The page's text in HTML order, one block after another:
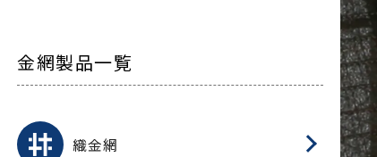
金網製品一覧
織金網